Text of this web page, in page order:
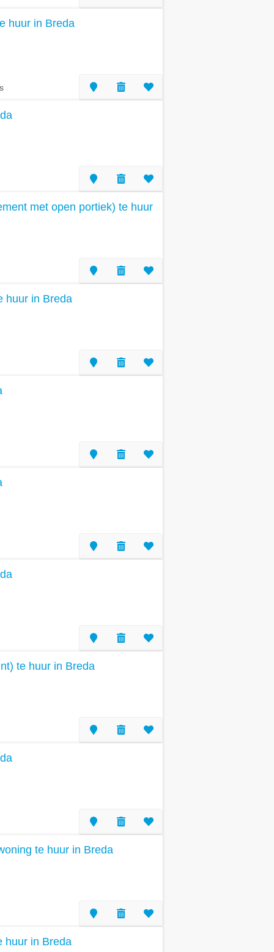
huur in Breda
met open portiek) te huur
huur in Breda
te huur in Breda
te huur in Breda
huur in Breda